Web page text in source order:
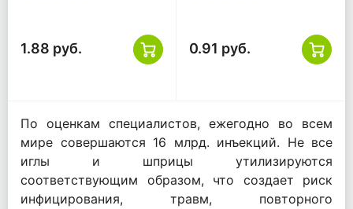
1.88 руб. 0.91 руб.
По оценкам специалистов, ежегодно во всем
мире совершаются 16 млрд. инъекций. Не все
иглы и шприцы утилизируются
соответствующим образом, что создает риск
инфицирования, травм, повторного